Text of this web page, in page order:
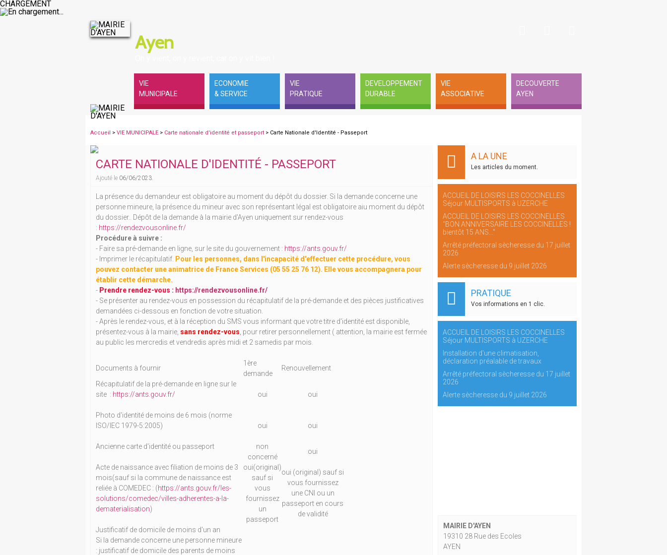
CHARGEMENT
Ayen
VIE
MUNICIPALE
ECONOMIE
& SERVICE
VIE
PRATIQUE
DEVELOPPEMENT
DURABLE
VIE
ASSOCIATIVE
DECOUVERTE
AYEN
Accueil > VIE MUNICIPALE > Carte nationale d'identité et passeport > Carte Nationale d'Identité - Passeport
CARTE NATIONALE D'IDENTITÉ - PASSEPORT
Ajouté le 06/06/2023.
La présence du demandeur est obligatoire au moment du dépôt du dossier. Si la demande concerne une
personne mineure, la présence du mineur avec son représentant légal est obligatoire aiu moment du dépôt
du dossier.. Dépôt de la demande à la mairie d'Ayen uniquement sur rendez-vous
: https://rendezvousonline.fr/
Procédure à suivre :
- Faire sa pré-demande en ligne, sur le site du gouvernement : https://ants.gouv.fr/
- Imprimer le récapitulatif. Pour les personnes, dans l'incapacité d'effectuer cette procédure, vous
pouvez contacter une animatrice de France Services (05 55 25 76 12). Elle vous accompagnera pour
établir cette démarche.
- Prendre rendez-vous : https://rendezvousonline.fr/
- Se présenter au rendez-vous en possession du récapitulatif de la pré-demande et des pièces justificatives
demandées ci-dessous en fonction de votre situation.
- Après le rendez-vous, et à la réception du SMS vous informant que votre titre d'identité est disponible,
présentez-vous à la mairie, sans rendez-vous , pour retirer personnellement ( attention, la mairie est fermée
au public les mercredis et vendredis après midi et 2 samedis par mois.
Documents à fournir
1ère
demande
Renouvellement
Récapitulatif de la pré-demande en ligne sur le
site : https://ants.gouv.fr/ oui oui
Photo d'identité de moins de 6 mois (norme
ISO/IEC 1979-5:2005)
oui oui
Ancienne carte d'identité ou passeport
non
concerné
oui
Acte de naissance avec filiation de moins de 3
mois(sauf si la commune de naissance est
reliée à COMEDEC : (https://ants.gouv.fr/les-
solutions/comedec/villes-adherentes-a-la-
dematerialisation)
oui(original)
sauf si
vous
fournissez
un
passeport
oui (original) sauf si
vous fournissez
une CNI ou un
passeport en cours
de validité
Justificatif de domicile de moins d'un an
Si la demande concerne une personne mineure
: justificatif de domicile des parents de moins
A LA UNE
Les articles du moment.
ACCUEIL DE LOISIRS LES COCCINELLES
Séjour MULTISPORTS à UZERCHE
ACCUEIL DE LOISIRS LES COCCINELLES
"BON ANNIVERSAIRE LES COCCINELLES !
bientôt 15 ANS..."
Arrêté préfectoral sècheresse du 17 juillet
2026
Alerte sècheresse du 9 juillet 2026
PRATIQUE
Vos informations en 1 clic.
ACCUEIL DE LOISIRS LES COCCINELLES
Séjour MULTISPORTS à UZERCHE
Installation d'une climatisation,
déclaration préalable de travaux
Arrêté préfectoral sècheresse du 17 juillet
2026
Alerte sècheresse du 9 juillet 2026
MAIRIE D'AYEN
19310 28 Rue des Ecoles
AYEN